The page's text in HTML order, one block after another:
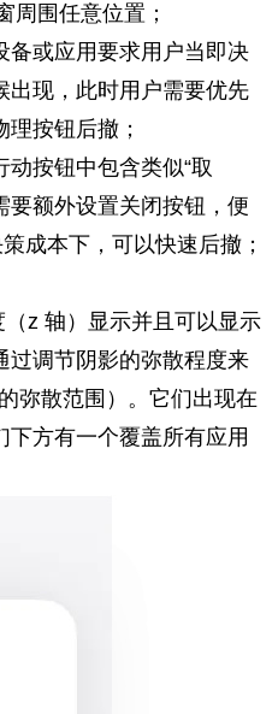
周围任意位置；
备或应用要求用户当即决
出现，此时用户需要优先
按钮后撤；
按钮中包含类似“取
要额外设置关闭按钮，便
成本下，可以快速后撤；
z 轴）显示并且可以显示
过调节阴影的弥散程度来
弥散范围）。它们出现在
方有一个覆盖所有应用